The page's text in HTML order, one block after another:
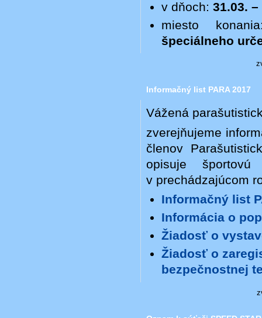
v dňoch: 31.03.
miesto
špeciálneho
Informačný list PARA 2017
Vážená
zverejňujeme
členov
opisuje
v prechádzajú­com
Informačný list
Informácia o
Žiadosť o
Žiadosť o
bezpečnostnej